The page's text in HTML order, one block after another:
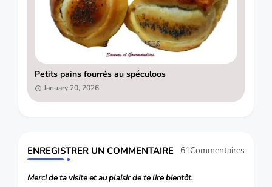
Petits pains fourrés au spéculoos
January 20, 2026
ENREGISTRER UN COMMENTAIRE 61Commentaires
Merci de ta visite et au plaisir de te lire bientôt.